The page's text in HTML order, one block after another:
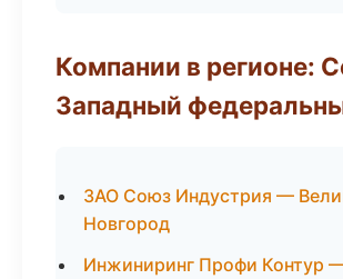
Компании в регионе:
Западный
ЗАО Союз Индустрия —
Новгород
Инжиниринг Профи Контур